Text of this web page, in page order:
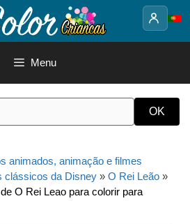
Menu
animados, animação e filmes
clássicos da Disney » O Rei Leão »
O Rei Leao para colorir para